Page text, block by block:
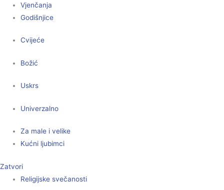
Vjenčanja
Godišnjice
Cvijeće
Božić
Uskrs
Univerzalno
Za male i velike
Kućni ljubimci
Zatvori
Religijske svečanosti